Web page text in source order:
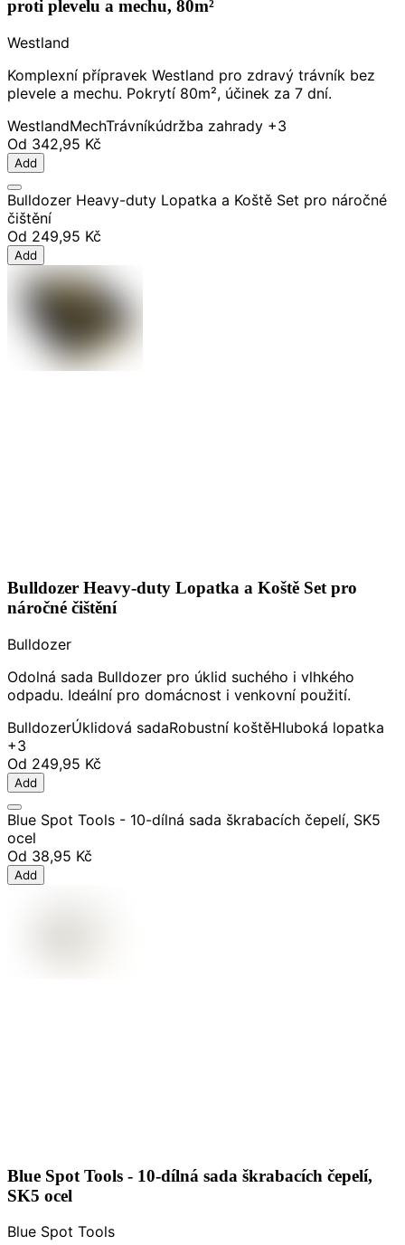
proti plevelu a mechu, 80m²
Westland
Komplexní přípravek Westland pro zdravý trávník bez
plevele a mechu. Pokrytí 80m², účinek za 7 dní.
WestlandMechTrávníkúdržba zahrady +3
Od 342,95 Kč
Add
Bulldozer Heavy-duty Lopatka a Koště Set pro náročné
čištění
Od 249,95 Kč
Add
Bulldozer Heavy-duty Lopatka a Koště Set pro
náročné čištění
Bulldozer
Odolná sada Bulldozer pro úklid suchého i vlhkého
odpadu. Ideální pro domácnost i venkovní použití.
BulldozerÚklidová sadaRobustní koštěHluboká lopatka
+3
Od 249,95 Kč
Add
Blue Spot Tools - 10-dílná sada škrabacích čepelí, SK5
ocel
Od 38,95 Kč
Add
Blue Spot Tools - 10-dílná sada škrabacích čepelí,
SK5 ocel
Blue Spot Tools